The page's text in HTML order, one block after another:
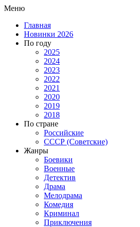
Меню
Главная
Новинки 2026
По году
2025
2024
2023
2022
2021
2020
2019
2018
По стране
Российские
СССР (Советские)
Жанры
Боевики
Военные
Детектив
Драма
Мелодрама
Комедия
Криминал
Приключения